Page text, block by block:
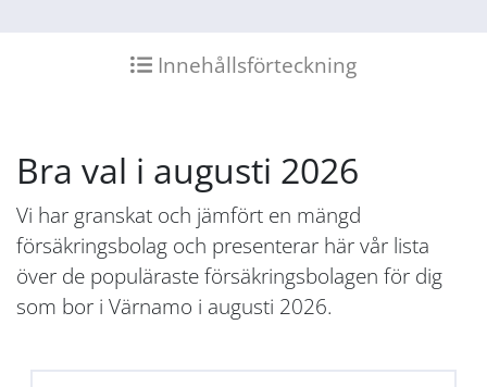
Innehållsförteckning
Bra val i augusti 2026
Vi har granskat och jämfört en mängd
försäkringsbolag och presenterar här vår lista
över de populäraste försäkringsbolagen för dig
som bor i Värnamo i augusti 2026.